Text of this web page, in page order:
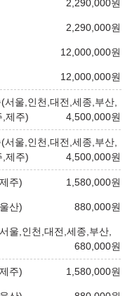
2,290,000원
2,290,000원
12,000,000원
12,000,000원
서울,인천,대전,세종,부산,
,제주)
4,500,000원
서울,인천,대전,세종,부산,
,제주)
4,500,000원
주) 1,580,000원
산) 880,000원
울,인천,대전,세종,부산,
680,000원
주) 1,580,000원